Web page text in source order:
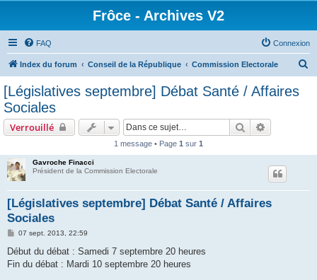
Frôce - Archives V2
FAQ Connexion
Index du forum Conseil de la République Commission Electorale
[Législatives septembre] Débat Santé / Affaires
Sociales
Verrouillé Rechercher
1 message • Page 1 sur 1
Gavroche Finacci
Président de la Commission Electorale
[Législatives septembre] Débat Santé / Affaires
Sociales
M
s
a
07 sept. 2013, 22:59
Début du débat : Samedi 7 septembre 20 heures
Fin du débat : Mardi 10 septembre 20 heures